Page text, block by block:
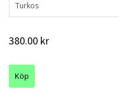
Turkos
380.00 kr